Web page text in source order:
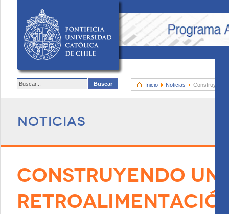
Inicio Noticias
Noticias
CONSTRUYENDO